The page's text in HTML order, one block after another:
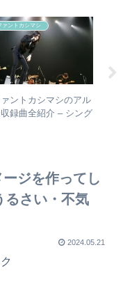
ァントカシマシ
ントカシマシのアル
録曲全紹介 – シング
ジを作ってし
るさい・不気
2024.05.21